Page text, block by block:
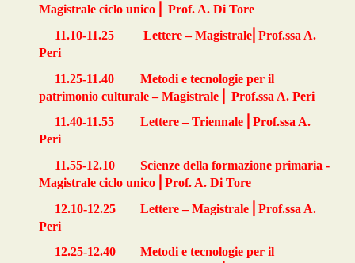
Magistrale ciclo unico
Prof. A. Di Tore
11.10-11.25
Lettere – Magistrale ⎜Prof.ssa A.
Peri
11.25-11.40
Metodi e tecnologie per il
patrimonio culturale – Magistrale
Prof.ssa A. Peri
11.40-11.55
Lettere – Triennale ⎜Prof.ssa A.
Peri
11.55-12.10
Scienze della formazione primaria -
Magistrale ciclo unico
⎜Prof. A. Di Tore
12.10-12.25
Lettere – Magistrale ⎜Prof.ssa A.
Peri
12.25-12.40
Metodi e tecnologie per il